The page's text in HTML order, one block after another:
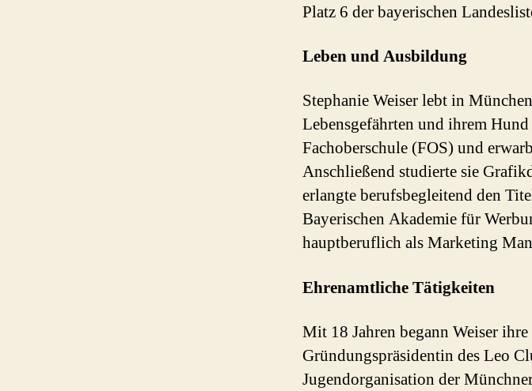
Platz 6 der bayerischen
Leben und Ausbildung
Stephanie Weiser lebt in
Lebensgefährten und ihrem
Fachoberschule (FOS) und
Anschließend studierte sie
erlangte berufsbegleitend den
Bayerischen Akademie für
hauptberuflich als Marketing
Ehrenamtliche Tätigkeiten
Mit 18 Jahren begann Weiser
Gründungspräsidentin des Leo
Jugendorganisation der